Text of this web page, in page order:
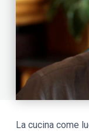
La cucina come